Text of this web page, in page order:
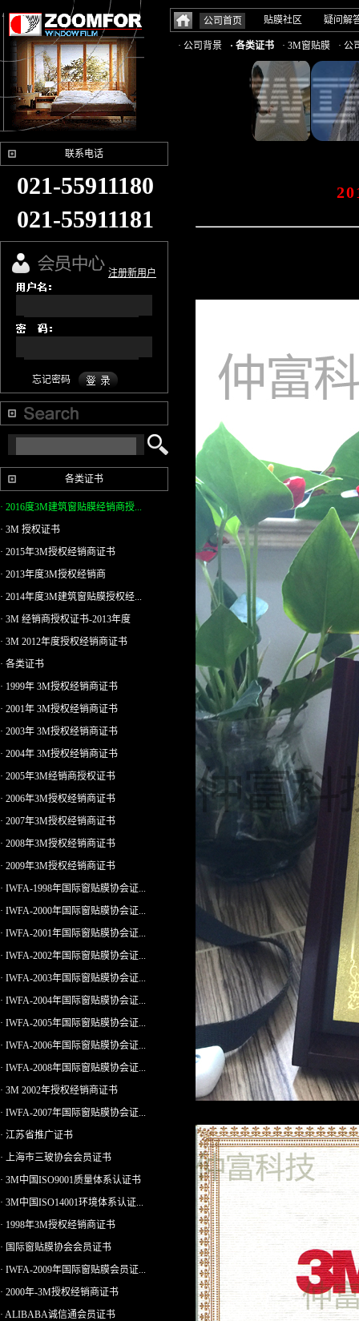
公司首页 贴膜社区 疑问解
· 公司背景 · 各类证书 · 3M窗贴膜 · 公
联系电话
021-55911180
021-55911181
注册新用户
忘记密码
各类证书
· 2016度3M建筑窗贴膜经销商授...
· 3M 授权证书
· 2015年3M授权经销商证书
· 2013年度3M授权经销商
· 2014年度3M建筑窗贴膜授权经...
· 3M 经销商授权证书-2013年度
· 3M 2012年度授权经销商证书
· 各类证书
· 1999年 3M授权经销商证书
· 2001年 3M授权经销商证书
· 2003年 3M授权经销商证书
· 2004年 3M授权经销商证书
· 2005年3M经销商授权证书
· 2006年3M授权经销商证书
· 2007年3M授权经销商证书
· 2008年3M授权经销商证书
· 2009年3M授权经销商证书
· IWFA-1998年国际窗贴膜协会证...
· IWFA-2000年国际窗贴膜协会证...
· IWFA-2001年国际窗贴膜协会证...
· IWFA-2002年国际窗贴膜协会证...
· IWFA-2003年国际窗贴膜协会证...
· IWFA-2004年国际窗贴膜协会证...
· IWFA-2005年国际窗贴膜协会证...
· IWFA-2006年国际窗贴膜协会证...
· IWFA-2008年国际窗贴膜协会证...
· 3M 2002年授权经销商证书
· IWFA-2007年国际窗贴膜协会证...
· 江苏省推广证书
· 上海市三玻协会会员证书
· 3M中国ISO9001质量体系认证书
· 3M中国ISO14001环境体系认证...
· 1998年3M授权经销商证书
· 国际窗贴膜协会会员证书
· IWFA-2009年国际窗贴膜会员证...
· 2000年-3M授权经销商证书
· ALIBABA诚信通会员证书